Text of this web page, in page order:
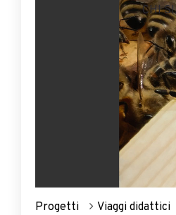
CHI
Progetti Viaggi didattici